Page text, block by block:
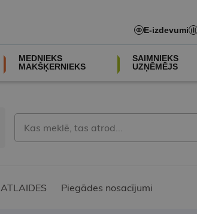
E-izdevumi
MEDNIEKS
MAKŠĶERNIEKS
SAIMNIEKS
UZŅĒMĒJS
ATLAIDES Piegādes nosacījumi